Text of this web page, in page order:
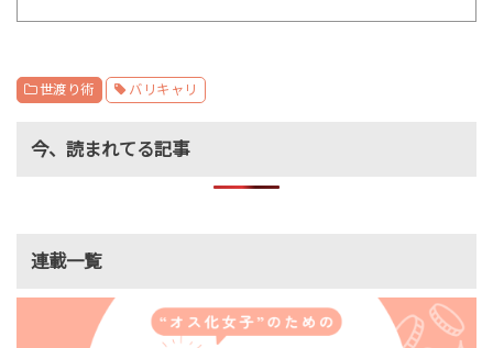
世渡り術 バリキャリ
今、読まれてる記事
連載一覧